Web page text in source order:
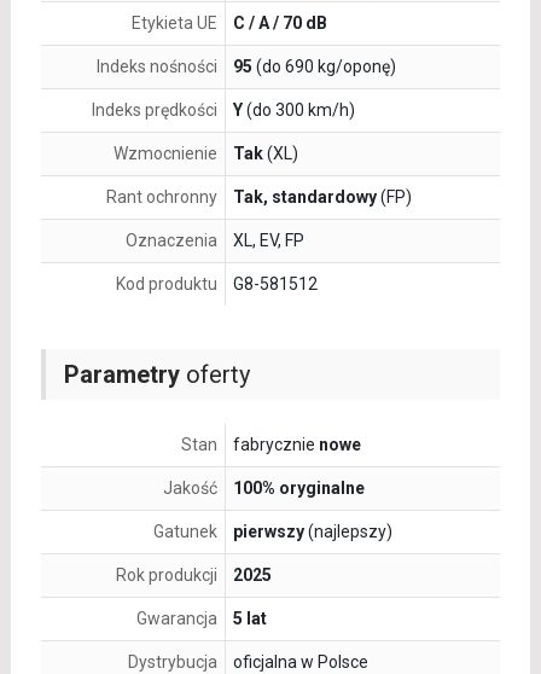
Parametryoferty
Stan fabrycznie nowe
Jakość 100% oryginalne
Gatunek pierwszy(najlepszy)
Rok produkcji 2025
Gwarancja 5 lat
Dystrybucja oficjalna w Polsce
Etykieta UE C / A / 70 dB
Indeks nośności 95 (do 690 kg/oponę)
Indeks prędkości Y(do 300 km/h)
Wzmocnienie Tak(XL)
Rant ochronny Tak, standardowy(FP)
Oznaczenia XL, EV, FP
Kod produktu G8-581512